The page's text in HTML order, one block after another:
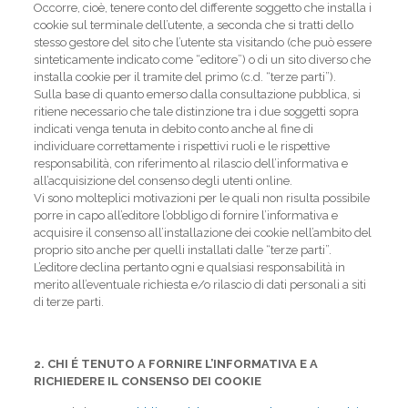
Occorre, cioè, tenere conto del differente soggetto che installa i
cookie sul terminale dell’utente, a seconda che si tratti dello
stesso gestore del sito che l’utente sta visitando (che può essere
sinteticamente indicato come “editore”) o di un sito diverso che
installa cookie per il tramite del primo (c.d. “terze parti”).
Sulla base di quanto emerso dalla consultazione pubblica, si
ritiene necessario che tale distinzione tra i due soggetti sopra
indicati venga tenuta in debito conto anche al fine di
individuare correttamente i rispettivi ruoli e le rispettive
responsabilità, con riferimento al rilascio dell’informativa e
all’acquisizione del consenso degli utenti online.
Vi sono molteplici motivazioni per le quali non risulta possibile
porre in capo all’editore l’obbligo di fornire l’informativa e
acquisire il consenso all’installazione dei cookie nell’ambito del
proprio sito anche per quelli installati dalle “terze parti”.
L’editore declina pertanto ogni e qualsiasi responsabilità in
merito all’eventuale richiesta e/o rilascio di dati personali a siti
di terze parti.
2. CHI É TENUTO A FORNIRE L’INFORMATIVA E A
RICHIEDERE IL CONSENSO DEI COOKIE